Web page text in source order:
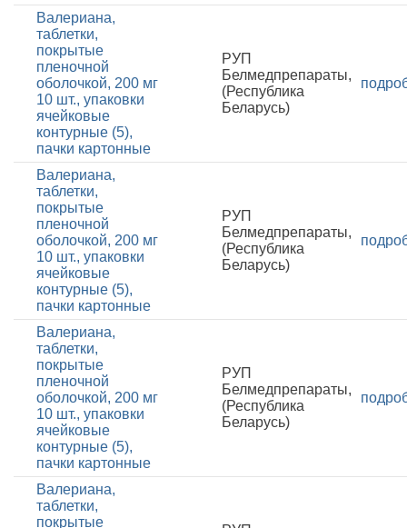
Валериана,
таблетки,
покрытые
пленочной
оболочкой, 200 мг
10 шт., упаковки
ячейковые
контурные (5),
пачки картонные
РУП
Белмедпрепараты,
(Республика
Беларусь)
Валериана,
таблетки,
покрытые
пленочной
оболочкой, 200 мг
10 шт., упаковки
ячейковые
контурные (5),
пачки картонные
РУП
Белмедпрепараты,
(Республика
Беларусь)
Валериана,
таблетки,
покрытые
пленочной
оболочкой, 200 мг
10 шт., упаковки
ячейковые
контурные (5),
пачки картонные
РУП
Белмедпрепараты,
(Республика
Беларусь)
Валериана,
таблетки,
покрытые